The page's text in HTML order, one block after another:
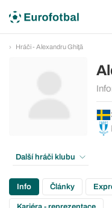
Hráči - Alexandru Ghiţă
Další hráči klubu
Info Články